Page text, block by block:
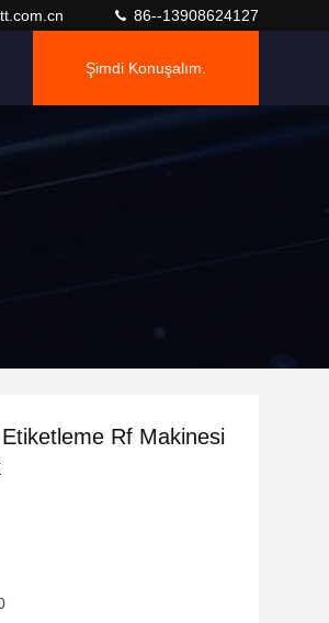
86--13908624127
Şimdi Konuşalım.
Rf Makinesi